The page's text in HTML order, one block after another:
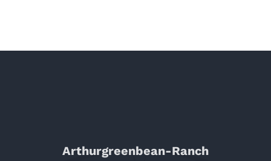
Arthurgreenbean-Ranch